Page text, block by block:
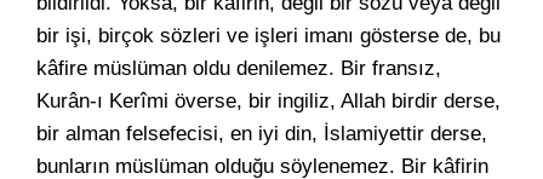
bir işi, birçok sözleri ve işleri imanı gösterse de, bu
kâfire müslüman oldu denilemez. Bir fransız,
Kurân-ı Kerîmi överse, bir ingiliz, Allah birdir derse,
bir alman felsefecisi, en iyi din, İslamiyettir derse,
bunların müslüman olduğu söylenemez. Bir kâfirin